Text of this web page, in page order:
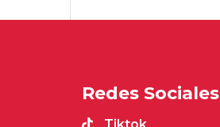
Redes Sociales